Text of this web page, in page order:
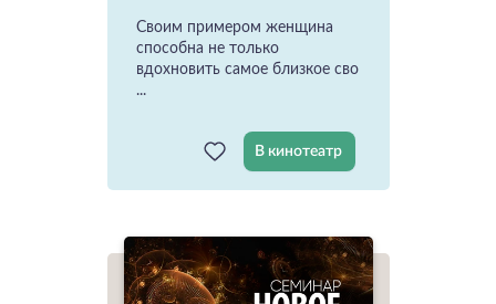
Своим примером женщина
способна не только
вдохновить самое близкое сво
...
В кинотеатр